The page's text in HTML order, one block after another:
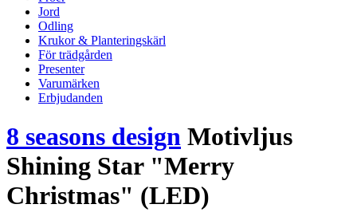
Jord
Odling
Krukor & Planteringskärl
För trädgården
Presenter
Varumärken
Erbjudanden
8 seasons design Motivljus
Shining Star "Merry
Christmas" (LED)